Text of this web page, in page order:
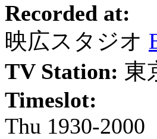
Recorded at:
映広スタジオ
TV Station: 東
Timeslot:
Thu 1930-2000